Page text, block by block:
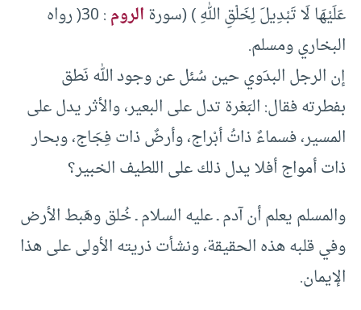
عَلَيْهَا لَا تَبْدِيلَ لِخَلْقِ اللهِ ) (سورةالروم
: 30( رواه
البخاري ومسلم.
إن الرجل البدَوي حين سُئل عن وجود الله نَطق
بفطرته فقال: البَعْرة تدل على البعير، والأثر يدل على
المسير، فسماءٌ ذاتُ أبْراج، وأرضٌ ذات فِجَاج، وبحار
ذات أمواج أفلا يدل ذلك على اللطيف الخبير؟
والمسلم يعلم أن آدم ـ عليه السلام ـ خُلق وهَبط الأرض
وفي قلبه هذه الحقيقة، ونشأت ذريته الأولى على هذا
الإيمان.